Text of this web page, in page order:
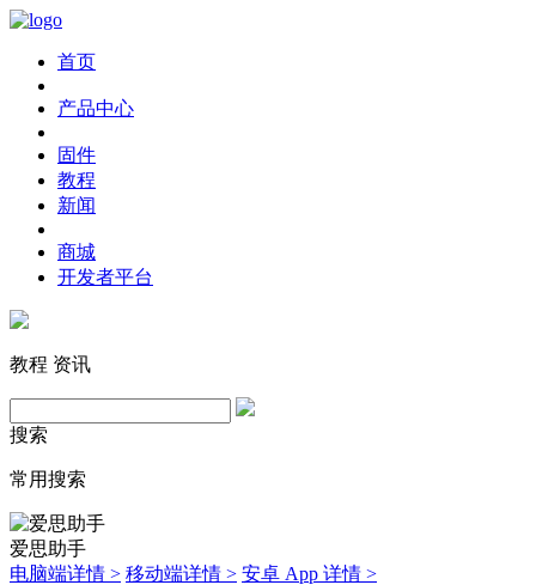
首页
产品中心
固件
教程
新闻
商城
开发者平台
教程 资讯
搜索
常用搜索
爱思助手
电脑端详情 > 移动端详情 > 安卓 App 详情 >